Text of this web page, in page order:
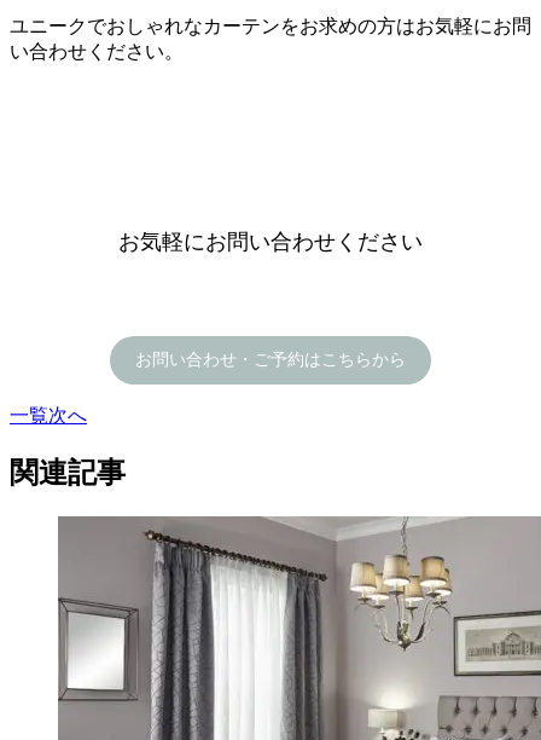
ユニークでおしゃれなカーテンをお求めの方はお気軽にお問
い合わせください。
お気軽にお問い合わせください
お問い合わせ・ご予約はこちらから
一覧次へ
関連記事